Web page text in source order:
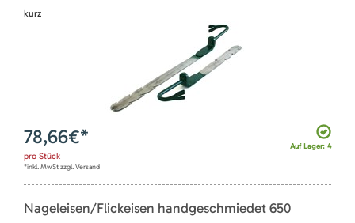
kurz
Auf Lager: 4
78,66€*
pro Stück
*inkl. MwSt zzgl. Versand
Nageleisen/Flickeisen handgeschmiedet 650